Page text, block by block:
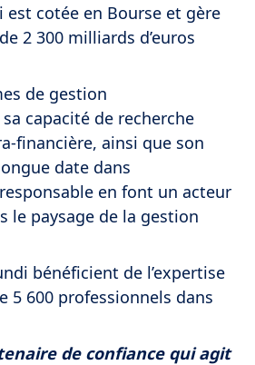
cotée en Bourse et gère
2 300 milliards d’euros
de gestion
sa capacité de recherche
financière, ainsi que son
date dans
en font un acteur
le paysage de la gestion
bénéficient de l’expertise
5 600 professionnels dans
de confiance qui agit